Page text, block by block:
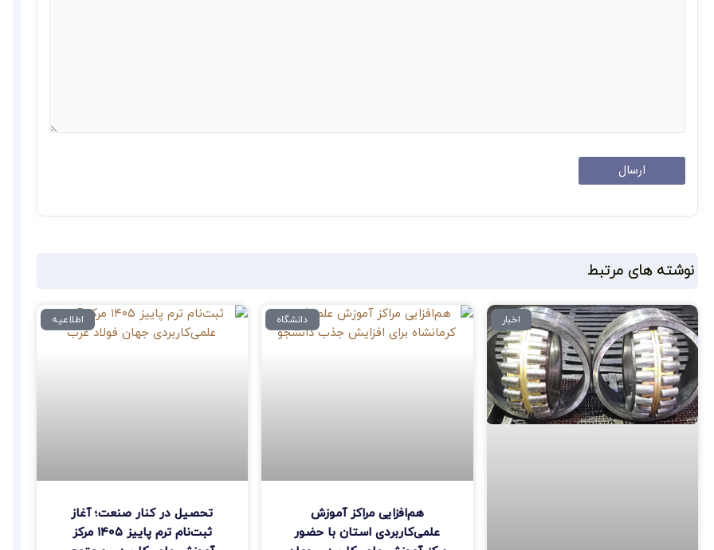
نوشته های مرتبط
اخبار دانشگاه
هم‌افزایی مراکز آموزش
علمی‌کاربردی استان با حضور
اطلاعیه
تحصیل در کنار صنعت؛ آغاز
ثبت‌نام ترم پاییز ۱۴۰۵ مرکز